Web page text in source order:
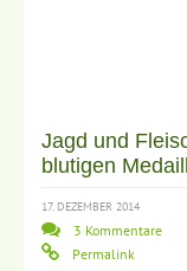
Jagd und
blutigen
17. DEZEMBER 2014
3 Kommentare
Permalink